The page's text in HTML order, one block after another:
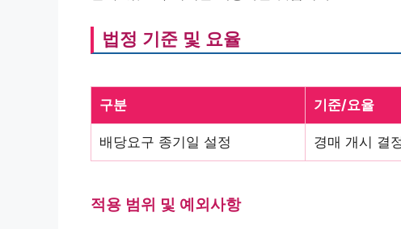
법정 기준 및 요율
구분 기준/요율
배당요구 종기일 설정 경매 개시 결
적용 범위 및 예외사항